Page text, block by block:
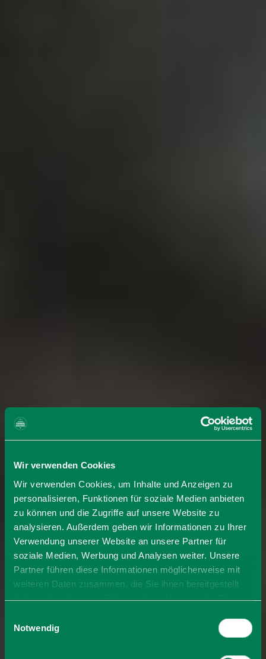
Wir verwenden Cookies
Wir verwenden Cookies, um Inhalte und Anzeigen zu
personalisieren, Funktionen für soziale Medien anbieten
zu können und die Zugriffe auf unsere Website zu
analysieren. Außerdem geben wir Informationen zu Ihrer
Verwendung unserer Website an unsere Partner für
soziale Medien, Werbung und Analysen weiter. Unsere
Partner führen diese Informationen möglicherweise mit
weiteren Daten zusammen, die Sie ihnen bereitgestellt
haben oder die sie im Rahmen Ihrer Nutzung der Dienste
Cookies, wenn Sie unsere Webseite weiterhin nutzen.
Notwendig